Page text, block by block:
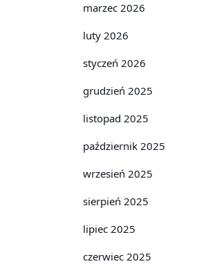
marzec 2026
luty 2026
styczeń 2026
grudzień 2025
listopad 2025
październik 2025
wrzesień 2025
sierpień 2025
lipiec 2025
czerwiec 2025